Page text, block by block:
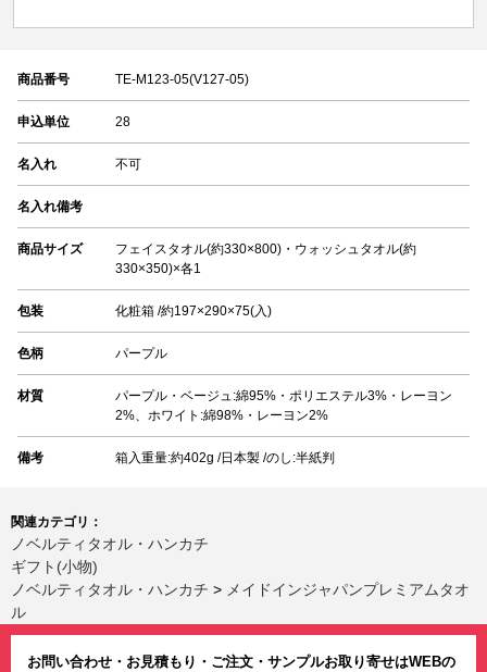
商品番号 TE-M123-05(V127-05)
申込単位 28
名入れ 不可
名入れ備考
商品サイズ
フェイスタオル(約330×800)・ウォッシュタオル(約
330×350)×各1
包装 化粧箱 /約197×290×75(入)
色柄 パープル
材質
パープル・ベージュ:綿95%・ポリエステル3%・レーヨン
2%、ホワイト:綿98%・レーヨン2%
備考 箱入重量:約402g /日本製 /のし:半紙判
関連カテゴリ：
ノベルティタオル・ハンカチ
ギフト(小物)
ノベルティタオル・ハンカチ > メイドインジャパンプレミアムタオ
ル
お問い合わせ・お見積もり・ご注文・サンプルお取り寄せはWEBの